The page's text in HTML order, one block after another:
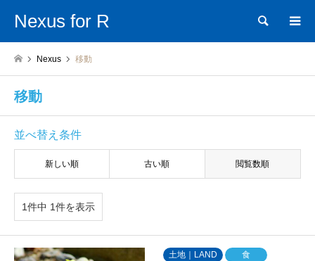
Nexus for R 検索
Nexus 移動
移動
並べ替え条件
新しい順 古い順 閲覧数順
1件中 1件を表示
土地｜LAND
食